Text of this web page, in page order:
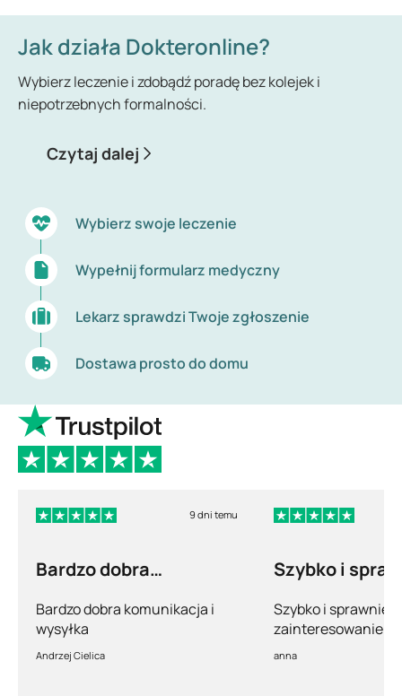
Jak działa Dokteronline?
Wybierz leczenie i zdobądź poradę bez kolejek i
niepotrzebnych formalności.
Czytaj dalej
Wybierz swoje leczenie
Wypełnij formularz medyczny
Lekarz sprawdzi Twoje zgłoszenie
Dostawa prosto do domu
9 dni temu
Bardzo dobra
Bardzo dobra komunikacja i
wysyłka
Andrzej Cielica
Szybko i
Szybko i sprawnie.
zainteresowanie
anna